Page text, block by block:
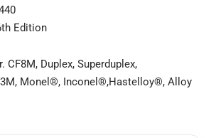
Edition
CF8M, Duplex, Superduplex,
Monel®, Inconel®,Hastelloy®, Alloy